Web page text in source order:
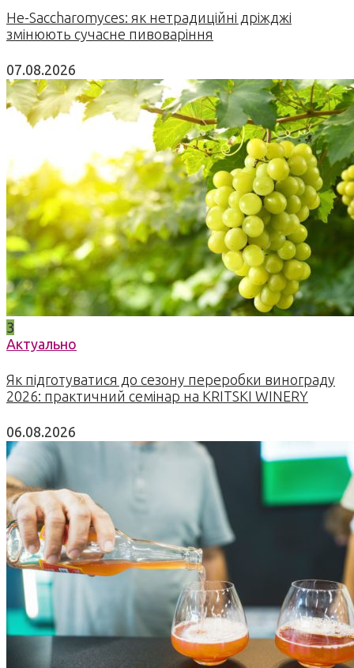
Не-Saccharomyces: як нетрадиційні дріжджі
змінюють сучасне пивоваріння
07.08.2026
3
Актуально
Як підготуватися до сезону переробки винограду
2026: практичний семінар на KRITSKI WINERY
06.08.2026